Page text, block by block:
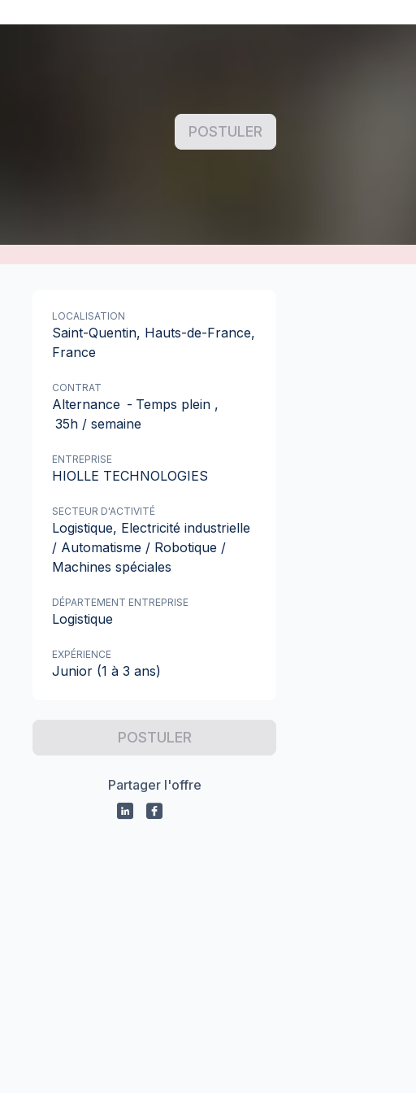
POSTULER
LOCALISATION
Saint-Quentin, Hauts-de-France,
France
CONTRAT
Alternance - Temps plein ,
35h / semaine
ENTREPRISE
HIOLLE TECHNOLOGIES
SECTEUR D'ACTIVITÉ
Logistique, Electricité industrielle
/ Automatisme / Robotique /
Machines spéciales
DÉPARTEMENT ENTREPRISE
Logistique
EXPÉRIENCE
Junior (1 à 3 ans)
POSTULER
Partager l'offre